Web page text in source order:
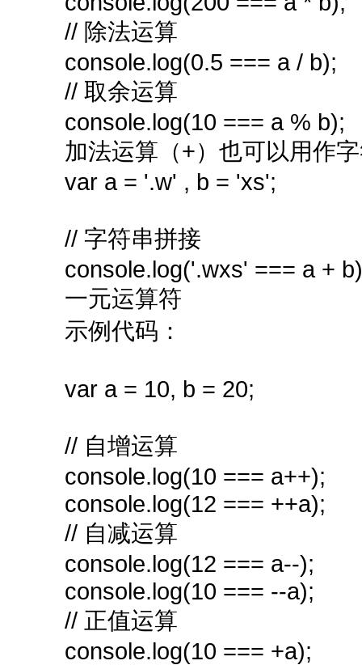
// 除法运算
console.log(0.5 === a / b);
// 取余运算
console.log(10 === a % b);
加法运算（+）也可以用作
var a = '.w' , b = 'xs';
// 字符串拼接
console.log('.wxs' === a +
一元运算符
示例代码：
var a = 10, b = 20;
// 自增运算
console.log(10 === a++);
console.log(12 === ++a);
// 自减运算
console.log(12 === a--);
console.log(10 === --a);
// 正值运算
console.log(10 === +a);